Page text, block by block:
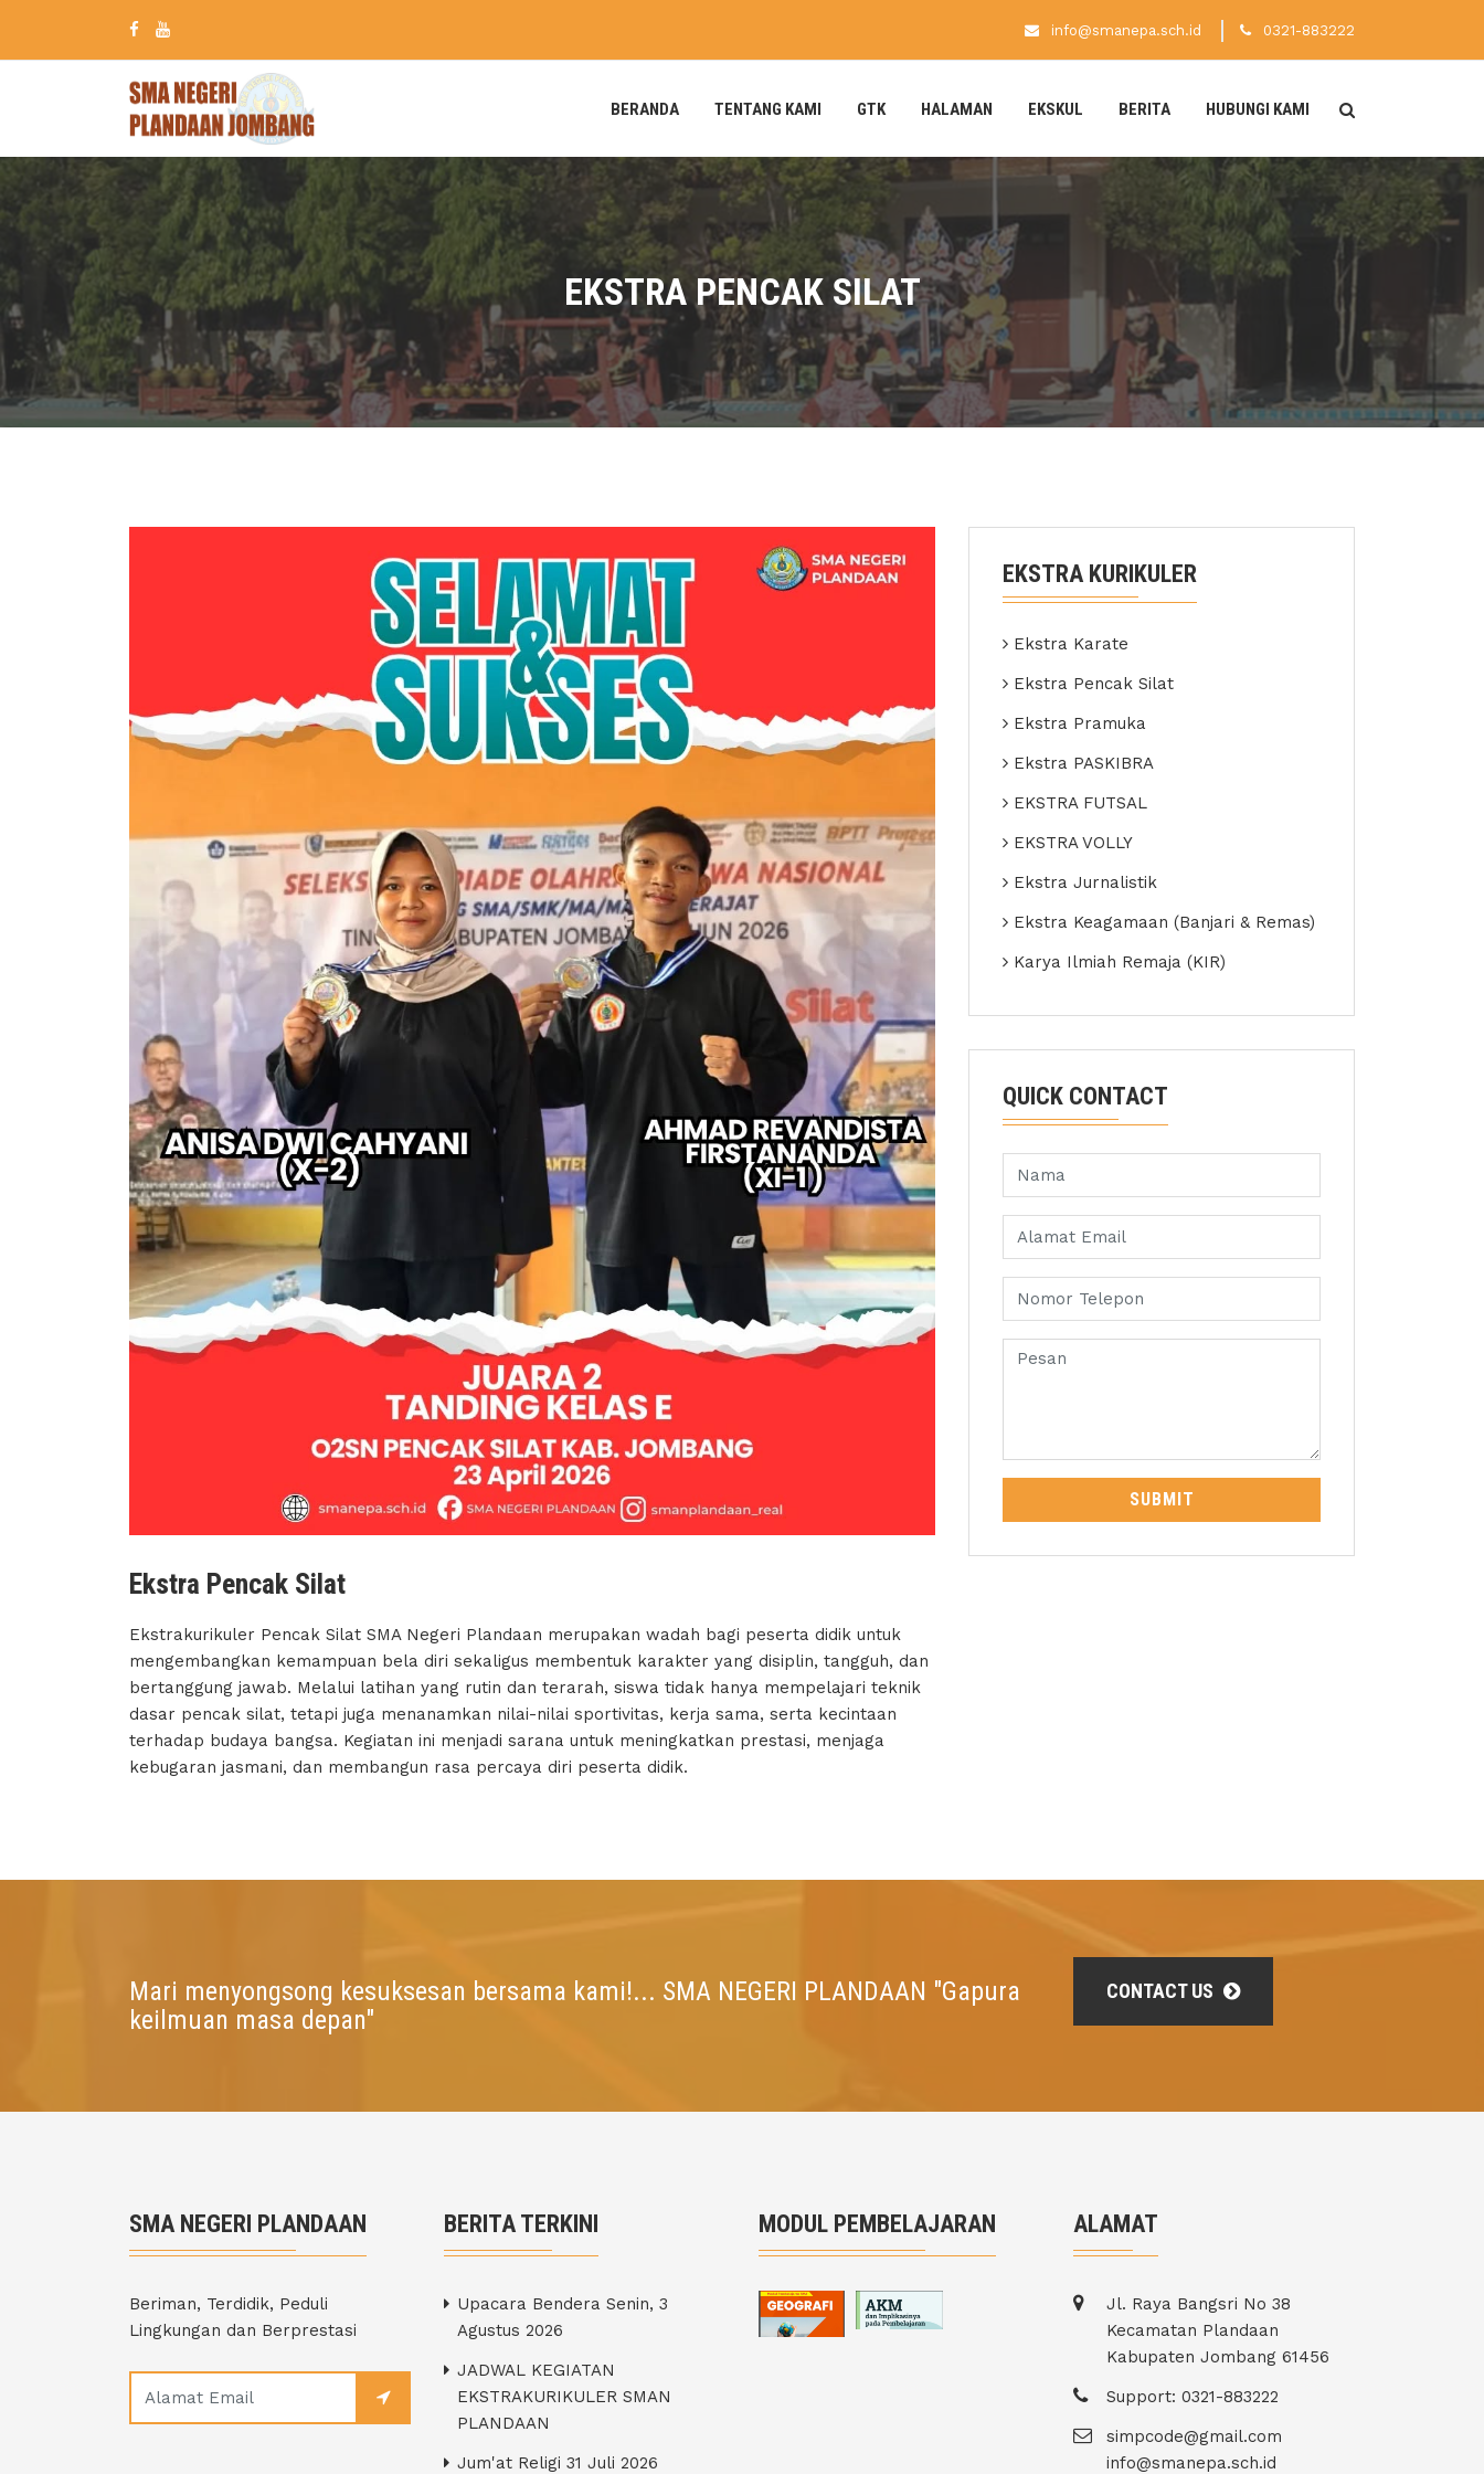
info@smanepa.sch.id 0321-883222
BERANDA TENTANG KAMI GTK HALAMAN EKSKUL BERITA HUBUNGI KAMI
EKSTRA PENCAK SILAT
Ekstra Pencak Silat
Ekstrakurikuler Pencak Silat SMA Negeri Plandaan merupakan wadah bagi peserta didik untuk
mengembangkan kemampuan bela diri sekaligus membentuk karakter yang disiplin, tangguh, dan
bertanggung jawab. Melalui latihan yang rutin dan terarah, siswa tidak hanya mempelajari teknik
dasar pencak silat, tetapi juga menanamkan nilai-nilai sportivitas, kerja sama, serta kecintaan
terhadap budaya bangsa. Kegiatan ini menjadi sarana untuk meningkatkan prestasi, menjaga
kebugaran jasmani, dan membangun rasa percaya diri peserta didik.
EKSTRA KURIKULER
Ekstra Karate
Ekstra Pencak Silat
Ekstra Pramuka
Ekstra PASKIBRA
EKSTRA FUTSAL
EKSTRA VOLLY
Ekstra Jurnalistik
Ekstra Keagamaan (Banjari & Remas)
Karya Ilmiah Remaja (KIR)
QUICK CONTACT
SUBMIT
Mari menyongsong kesuksesan bersama kami!... SMA NEGERI PLANDAAN "Gapura
keilmuan masa depan"
CONTACT US
SMA NEGERI PLANDAAN
Beriman, Terdidik, Peduli
Lingkungan dan Berprestasi
BERITA TERKINI
Upacara Bendera Senin, 3
Agustus 2026
JADWAL KEGIATAN
EKSTRAKURIKULER SMAN
PLANDAAN
Jum'at Religi 31 Juli 2026
MODUL PEMBELAJARAN ALAMAT
Jl. Raya Bangsri No 38
Kecamatan Plandaan
Kabupaten Jombang 61456
Support: 0321-883222
simpcode@gmail.com
info@smanepa.sch.id